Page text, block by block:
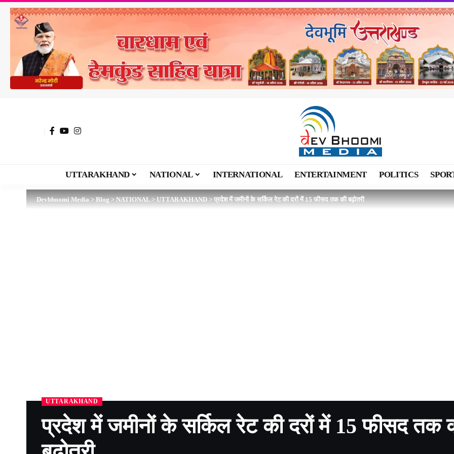
UTTARAKHAND NATIONAL INTERNATIONAL ENTERTAINMENT POLITICS
Devbhoomi Media>Blog>NATIONAL>UTTARAKHAND>प्रदेश में जमीनों के सर्किल रेट की दरों में 15 फीसद तक की बढ़ोतरी
UTTARAKHAND
प्रदेश में जमीनों के सर्किल रेट की दरों में 15 फीसद तक